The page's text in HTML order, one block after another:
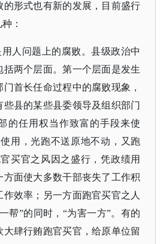
的形式也有新的发展，目前盛行
：
人问题上的腐败。县级政治中
括两个层面。第一个层面是发生
首长任命过程中的腐败现象，
些县的某些县委领导及组织部门
的任用权当作致富的手段来使
用，光跑不送原地不动，又跑
买官之风因之盛行，凭政绩用
面使大多数干部丧失了工作积
效率；另一方面跑官买官之人
帮”的同时，“为害一方”。有的
肆行贿跑官买官，给原单位留